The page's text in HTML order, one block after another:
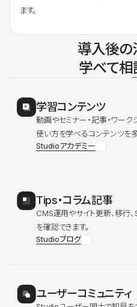
ます。
導入後の
学べて相
学習コンテンツ
動画やセミナー・記事・ワーク
使い方を学べるコンテンツを
Studioアカデミー
Tips・コラム記事
CMS運用やサイト更新、移行
を確認できます。
Studioブログ
ユーザーコミュニティ